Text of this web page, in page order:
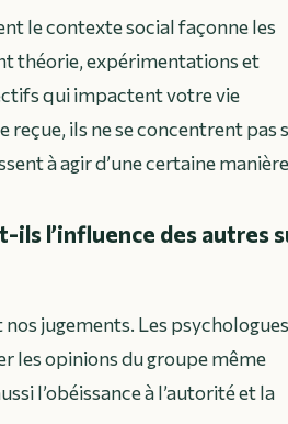
le contexte social façonne les
théorie, expérimentations et
qui impactent votre vie
ils ne se concentrent pas
à agir d’une certaine
ils l’influence des autres
jugements. Les psychologues
les opinions du groupe même
l’obéissance à l’autorité et la